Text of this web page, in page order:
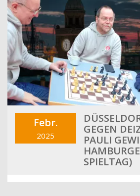
Febr.
2025
GEGEN
PAULI
SPIELTAG)